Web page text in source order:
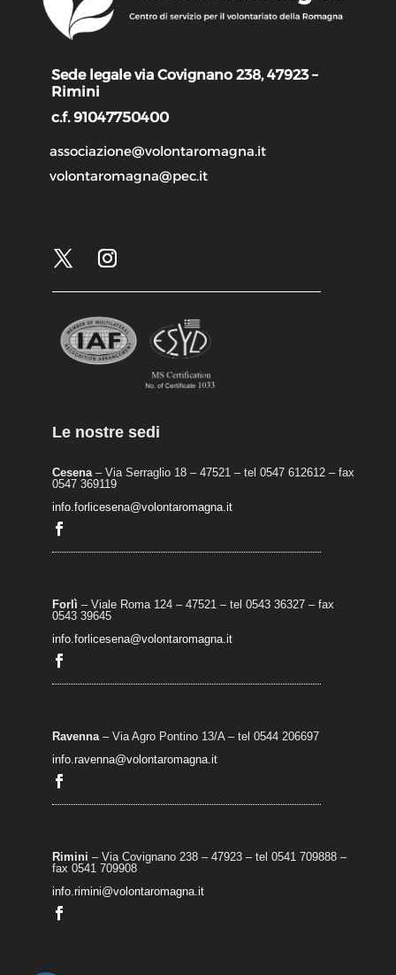
Sede legale via Covignano 238, 47923 –
Rimini
c.f. 91047750400
associazione@volontaromagna.it
volontaromagna@pec.it
Le nostre sedi
Cesena– Via Serraglio 18 – 47521 – tel 0547 612612 – fax
0547 369119
info.forlicesena@volontaromagna.it
Forlì – Viale Roma 124 – 47521 – tel 0543 36327 – fax
0543 39645
info.forlicesena@volontaromagna.it
Ravenna– Via Agro Pontino 13/A– tel 0544 206697
info.ravenna@volontaromagna.it
Rimini – Via Covignano 238 – 47923 – tel 0541 709888 –
fax 0541 709908
info.rimini@volontaromagna.it